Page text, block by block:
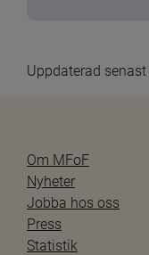
Uppdaterad senast
Om MFoF
Nyheter
Jobba hos oss
Press
Statistik